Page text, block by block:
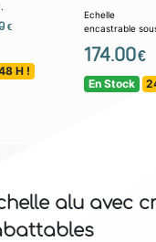
€
H !
Echelle
encastrable
174.00€
En Stock
alu avec